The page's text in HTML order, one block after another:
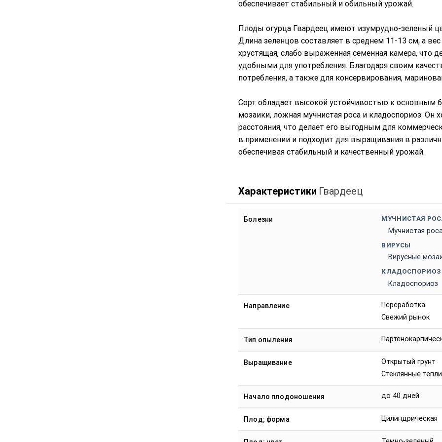
обеспечивает стабильный и обильный урожай.
Плоды огурца Гвардеец имеют изумрудно-зеленый
Длина зеленцов составляет в среднем 11-13 см, а
хрустящая, слабо выраженная семенная камера, что
удобными для употребления. Благодаря своим
потребления, а также для консервирования,
Сорт обладает высокой устойчивостью к основным
мозаики, ложная мучнистая роса и кладоспориоз.
расстояния, что делает его выгодным для
в применении и подходит для выращивания в
обеспечивая стабильный и качественный урожай.
Характеристики Гвардеец
Болезни МУЧНИСТАЯ
Мучнистая
ВИРУСЫ
Вирусные
КЛАДОСПОРИОЗ
Кладоспориоз
Направление
Переработка
Свежий рынок
Тип опыления
Выращивание
Открытый грунт
Стеклянные
Начало плодоношения до 40 дней
Плод; форма Цилиндрическая